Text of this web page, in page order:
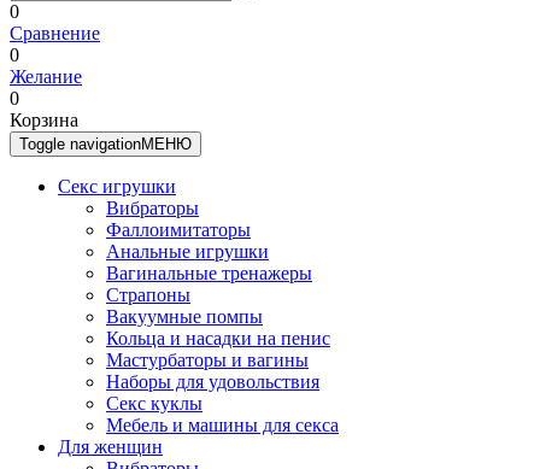
0
Сравнение
0
Желание
0
Корзина
Toggle navigationМЕНЮ
Секс игрушки
Вибраторы
Фаллоимитаторы
Анальные игрушки
Вагинальные тренажеры
Страпоны
Вакуумные помпы
Кольца и насадки на пенис
Мастурбаторы и вагины
Наборы для удовольствия
Секс куклы
Мебель и машины для секса
Для женщин